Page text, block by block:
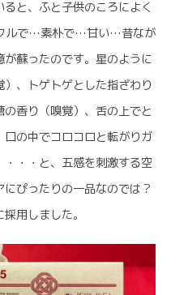
と、ふと子供のころによく
ルで…素朴で…甘い…昔なが
蘇ったのです。星のように
、トゲトゲとした指ざわり
の香り（嗅覚）、舌の上でと
の中でコロコロと転がりガ
・・と、五感を刺激する空
ぴったりの一品なのでは？
用しました。